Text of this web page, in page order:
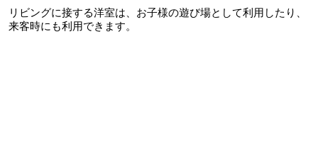
リビングに接する洋室は、お子様の遊び場として利用したり、
来客時にも利用できます。